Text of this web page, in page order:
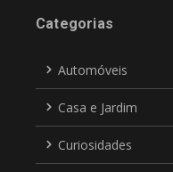
Categorias
Automóveis
Casa e Jardim
Curiosidades